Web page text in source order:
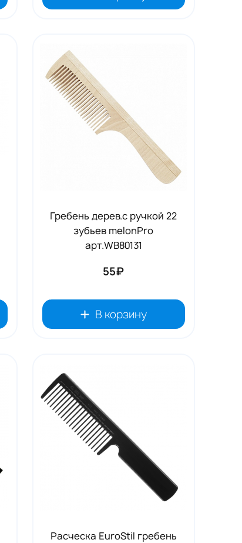
Гребень дерев.с ручкой 22
зубьев melonPro
арт.WB80131
55₽
В корзину
Расческа EuroStil гребень